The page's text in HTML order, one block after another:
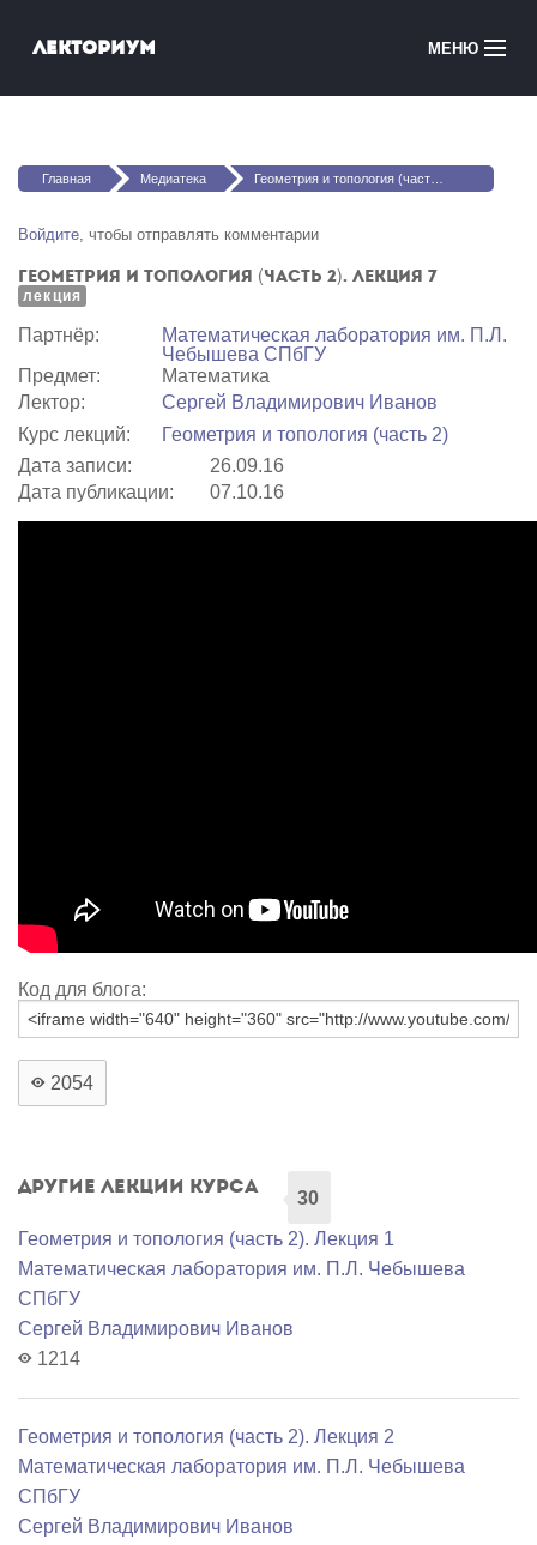
Лекториум МЕНЮ
Медиатека
Courses in English
Войти
Вы здесь
Главная Медиатека Геометрия и топология (часть 2). Лекция 7
Войдите, чтобы отправлять комментарии
Геометрия и топология (часть 2). Лекция 7
лекция
Партнёр:
Математичеcкая лаборатория им. П.Л.
Чебышева СПбГУ
Предмет:
Математика
Лектор:
Сергей Владимирович Иванов
Курс лекций:
Геометрия и топология (часть 2)
Дата записи:
26.09.16
Дата публикации:
07.10.16
Код для блога:
2054
Другие лекции курса
30
Геометрия и топология (часть 2). Лекция 1
Математичеcкая лаборатория им. П.Л. Чебышева
СПбГУ
Сергей Владимирович Иванов
1214
Геометрия и топология (часть 2). Лекция 2
Математичеcкая лаборатория им. П.Л. Чебышева
СПбГУ
Сергей Владимирович Иванов